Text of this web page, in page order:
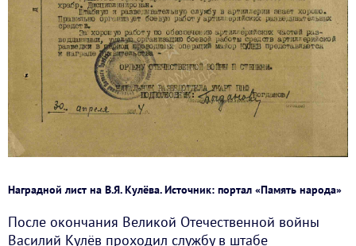
Наградной лист на В.Я. Кулёва. Источник: портал «Память народа»
После окончания Великой Отечественной войны
Василий Кулёв проходил службу в штабе